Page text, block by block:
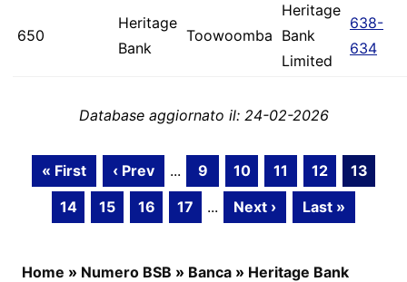
650
Heritage
Bank
Toowoomba
Heritage
Bank
Limited
638-
634
Database aggiornato il: 24-02-2026
« First ‹ Prev ... 9 10 11 12
13
14
15 16 17 ... Next › Last »
Home » Numero BSB » Banca » Heritage Bank